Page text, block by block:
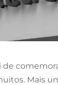
de
Mais